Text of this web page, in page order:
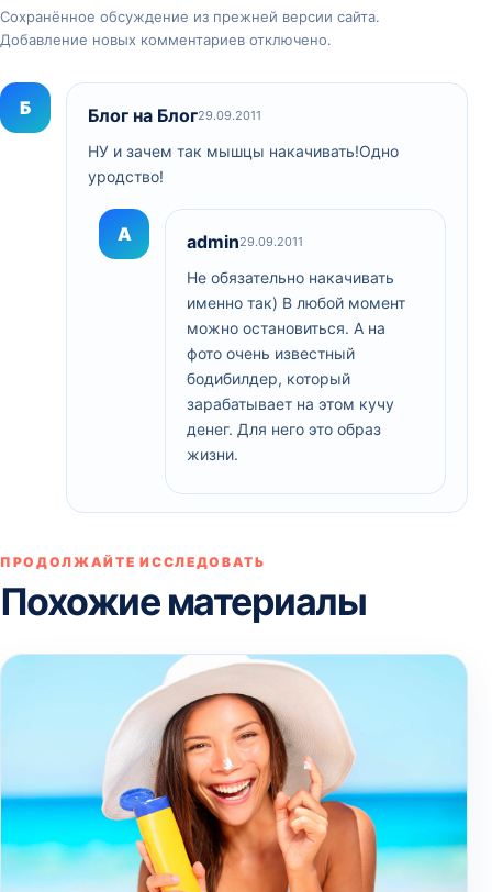
Сохранённое обсуждение из прежней версии сайта.
Добавление новых комментариев отключено.
Б Блог на Блог29.09.2011
НУ и зачем так мышцы накачивать!Одно
уродство!
A admin29.09.2011
Не обязательно накачивать
именно так) В любой момент
можно остановиться. А на
фото очень известный
бодибилдер, который
зарабатывает на этом кучу
денег. Для него это образ
жизни.
ПРОДОЛЖАЙТЕ ИССЛЕДОВАТЬ
Похожие материалы